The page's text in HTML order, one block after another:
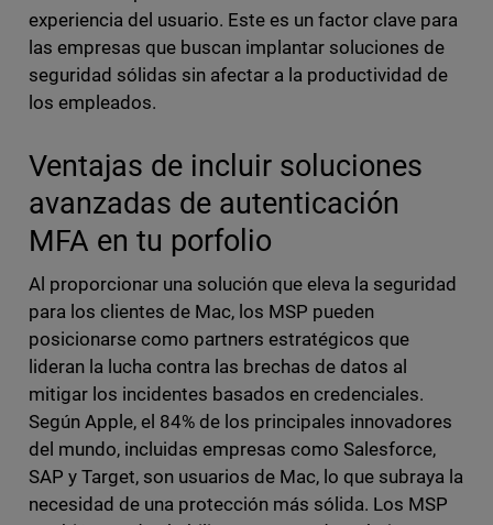
experiencia del usuario. Este es un factor clave para
las empresas que buscan implantar soluciones de
seguridad sólidas sin afectar a la productividad de
los empleados.
Ventajas de incluir soluciones
avanzadas de autenticación
MFA en tu porfolio
Al proporcionar una solución que eleva la seguridad
para los clientes de Mac, los MSP pueden
posicionarse como partners estratégicos que
lideran la lucha contra las brechas de datos al
mitigar los incidentes basados en credenciales.
Según Apple, el 84% de los principales innovadores
del mundo, incluidas empresas como Salesforce,
SAP y Target, son usuarios de Mac, lo que subraya la
necesidad de una protección más sólida. Los MSP